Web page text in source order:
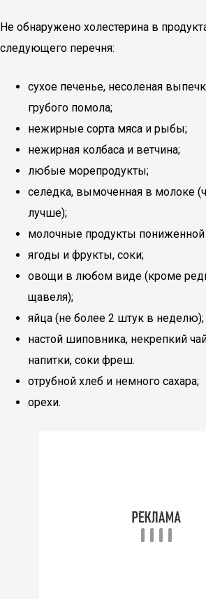
Не обнаружено холестерина в
следующего перечня:
сухое печенье, несоленая
грубого помола;
нежирные сорта мяса и рыбы;
нежирная колбаса и ветчина;
любые морепродукты;
селедка, вымоченная в молоке
лучше);
молочные продукты пониженной
ягоды и фрукты, соки;
овощи в любом виде (кроме
щавеля);
яйца (не более 2 штук в неделю);
настой шиповника, некрепкий
напитки, соки фреш.
отрубной хлеб и немного сахара;
орехи.